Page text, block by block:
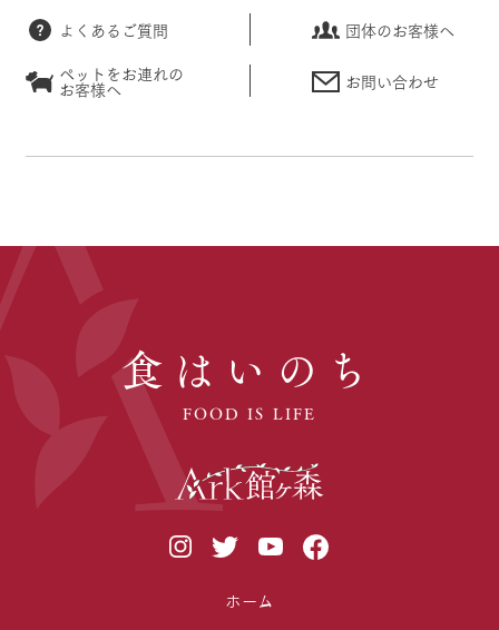
よくあるご質問
団体のお客様へ
ペットをお連れの
お客様へ お問い合わせ
食はいのち
FOOD IS LIFE
ホーム